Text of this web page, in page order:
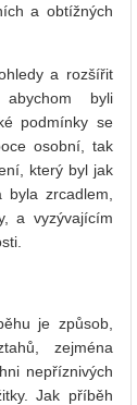
a obtížných
a rozšířit
byli
podmínky se
osobní, tak
který byl jak
zrcadlem,
a vyzývajícím
je způsob,
zejména
nepříznivých
Jak příběh